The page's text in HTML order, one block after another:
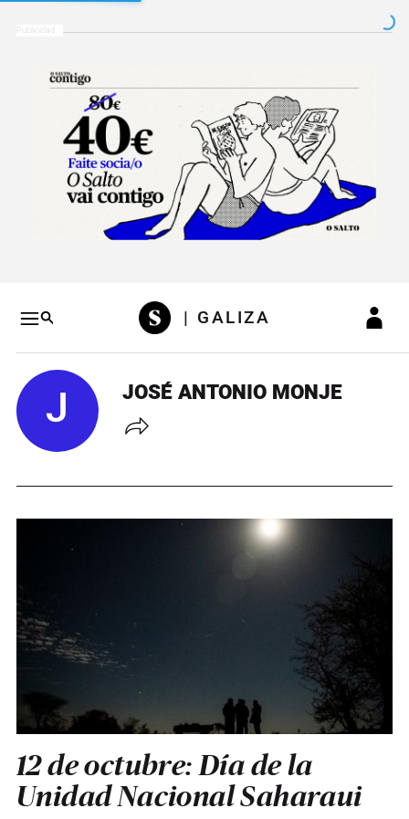
Salto a contenido
| GALIZA
J JOSÉ ANTONIO MONJE
12 de octubre: Día de la
Unidad Nacional Saharaui